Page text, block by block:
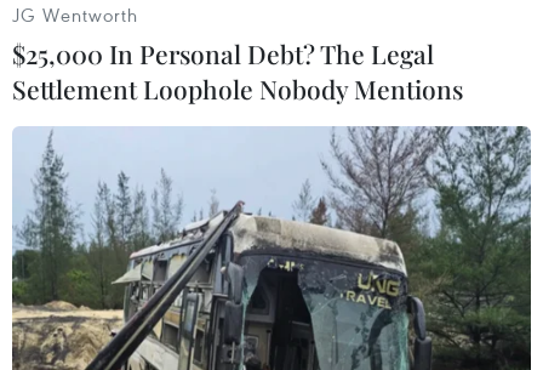
Canh tác biển - động lực mới cho
kinh tế biển Việt Nam
07/08/2026 08:14
Giá vàng hướng tới tuần tăng mạnh
nhất kể từ tháng 1/2026
07/08/2026 08:14
JG Wentworth
$25,000 In Personal Debt? The Legal
Settlement Loophole Nobody Mentions